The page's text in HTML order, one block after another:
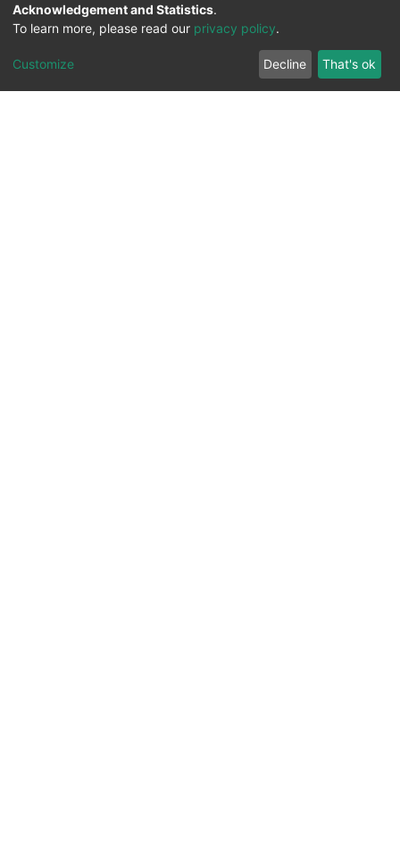
Acknowledgement and Statistics.
To learn more, please read our privacy policy.
Customize Decline That's ok